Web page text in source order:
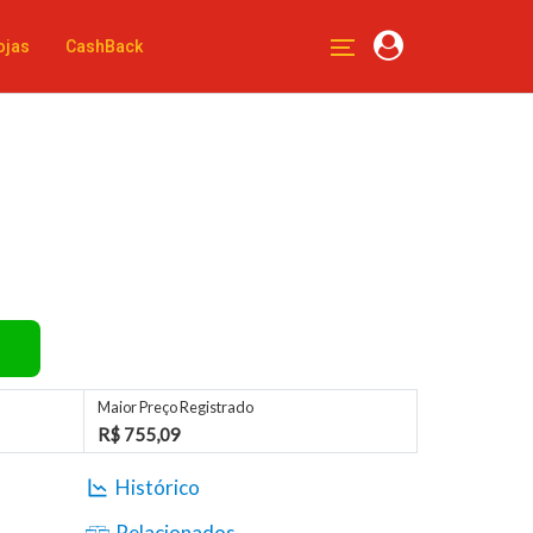
CashBack
Maior Preço Registrado
R$ 755,09
Histórico